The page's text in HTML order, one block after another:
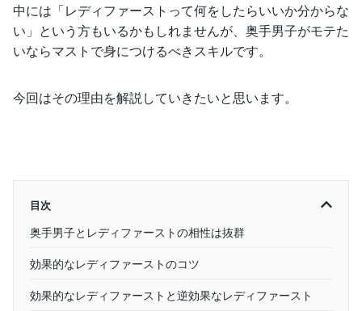
中には「レディファーストって何をしたらいいか分からな
い」という方もいるかもしれませんが、奥手男子がモテた
いならマストで身につけるべきスキルです。
今回はその理由を解説していきたいと思います。
目次
奥手男子とレディファーストの相性は抜群
効果的なレディファーストのコツ
効果的なレディファーストと逆効果なレディファースト